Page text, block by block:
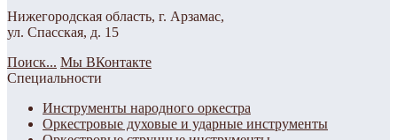
Нижегородская область, г. Арзамас,
ул. Спасская, д. 15
Поиск... Мы ВКонтакте
Специальности
Инструменты народного оркестра
Оркестровые духовые и ударные инструменты